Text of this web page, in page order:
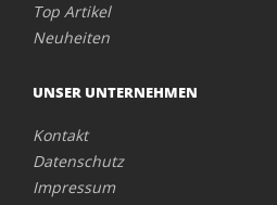
Top Artikel
Neuheiten
UNSER UNTERNEHMEN
Kontakt
Datenschutz
Impressum